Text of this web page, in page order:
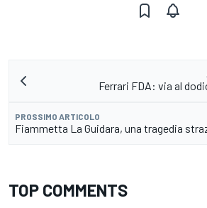
Ferrari FDA: via al
PROSSIMO ARTICOLO
Fiammetta La Guidara, una tragedia
TOP COMMENTS